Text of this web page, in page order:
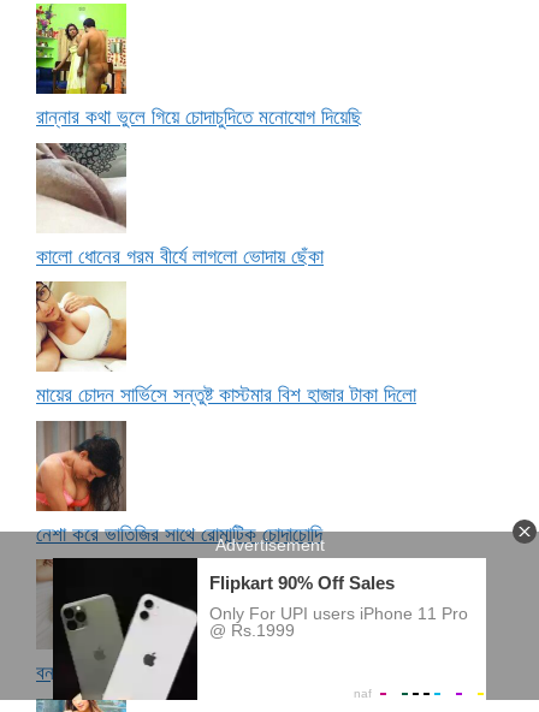
রান্নার কথা ভুলে গিয়ে চোদাচুদিতে মনোযোগ দিয়েছি
কালো ধোনের গরম বীর্যে লাগলো ভোদায় ছেঁকা
মায়ের চোদন সার্ভিসে সন্তুষ্ট কাস্টমার বিশ হাজার টাকা দিলো
নেশা করে ভাতিজির সাথে রোমান্টিক চোদাচোদি
বন্ধু আমার বোনকে হার্ডলী চুদলো